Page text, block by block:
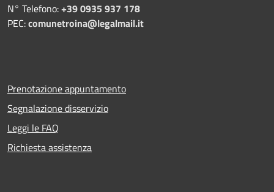
N° Telefono:+39 0935 937 178
PEC:comunetroina@legalmail.it
Prenotazione appuntamento
Segnalazione disservizio
Leggi le FAQ
Richiesta assistenza